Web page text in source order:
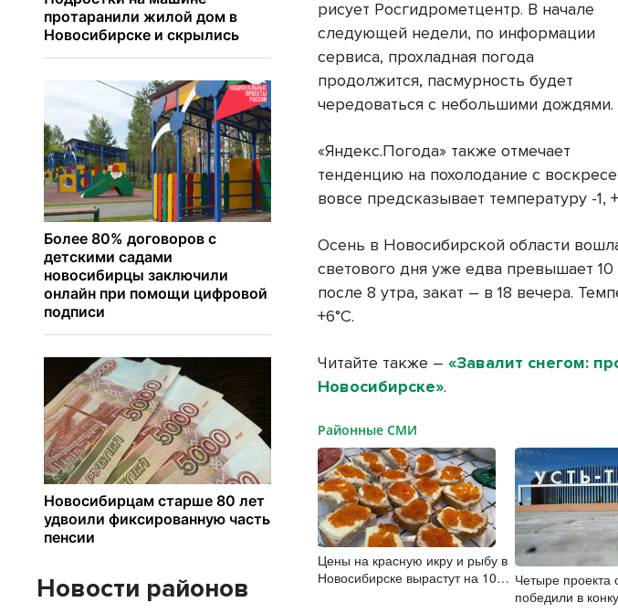
рисует Росгидрометцентр. В начале
следующей недели, по информации
сервиса, прохладная погода
продолжится, пасмурность будет
чередоваться с небольшими дождями.
«Яндекс.Погода» также отмечает
тенденцию на похолодание с
вовсе предсказывает температуру -1,
Осень в Новосибирской области
светового дня уже едва превышает 10
после 8 утра, закат – в 18 вечера.
+6°С.
Читайте также –«Завалит снегом:
Новосибирске».
Районные СМИ
Цены на красную икру и рыбу в
Новосибирске вырастут на 10-
Четыре проекта
победили в
Новости районов